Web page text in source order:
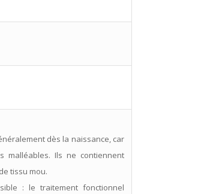
dès la naissance, car
malléables. Ils ne contiennent
tissu mou.
: le traitement fonctionnel